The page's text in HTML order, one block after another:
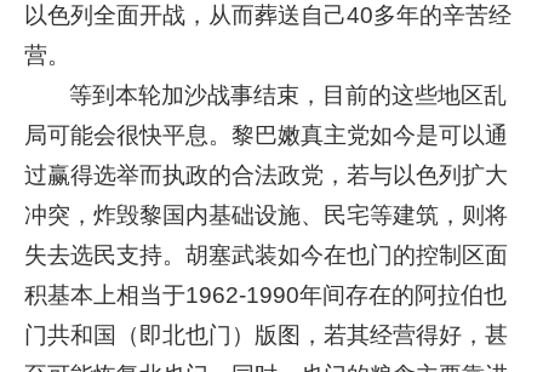
以色列全面开战，从而葬送自己40多年的辛苦经
营。
等到本轮加沙战事结束，目前的这些地区乱
局可能会很快平息。黎巴嫩真主党如今是可以通
过赢得选举而执政的合法政党，若与以色列扩大
冲突，炸毁黎国内基础设施、民宅等建筑，则将
失去选民支持。胡塞武装如今在也门的控制区面
积基本上相当于1962-1990年间存在的阿拉伯也
门共和国（即北也门）版图，若其经营得好，甚